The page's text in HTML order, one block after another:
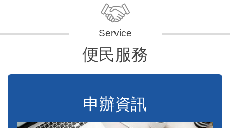
便民服務
申辦資訊